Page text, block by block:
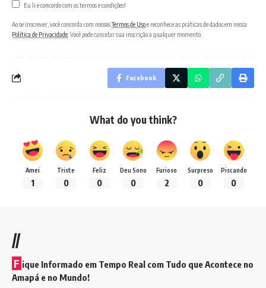
Eu li e concordo com os termos e condições!
Ao se inscrever, você concorda com nossosTermos de Usoe reconhece as práticas de dados em nossa
Política de Privacidade . Você pode cancelar sua inscrição a qualquer momento.
Facebook
What do you think?
Amei
1
Triste
0
Feliz
0
Deu Sono
0
Furioso
2
Surpreso
0
Piscando
0
//
F ique Informado em Tempo Real com Tudo que Acontece no
Amapá e no Mundo!